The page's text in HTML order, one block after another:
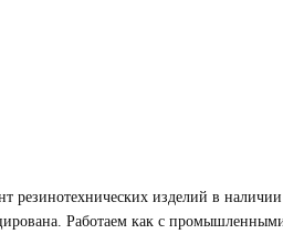
резинотехнических изделий в
Работаем как с